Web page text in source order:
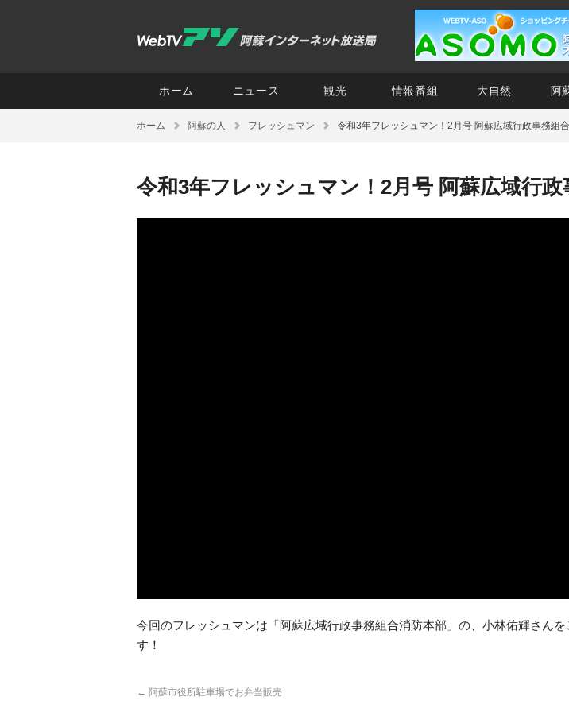
ホーム ニュース 観光 情報番組 大自然 阿
ホーム 阿蘇の人 フレッシュマン 令和3年フレッシュマン！2月号 阿蘇広域行政事務組
令和3年フレッシュマン！2月号 阿蘇広域行
今回のフレッシュマンは「阿蘇広域行政事務組合消防本部」の、小林佑輝さんを
す！
← 阿蘇市役所駐車場でお弁当販売